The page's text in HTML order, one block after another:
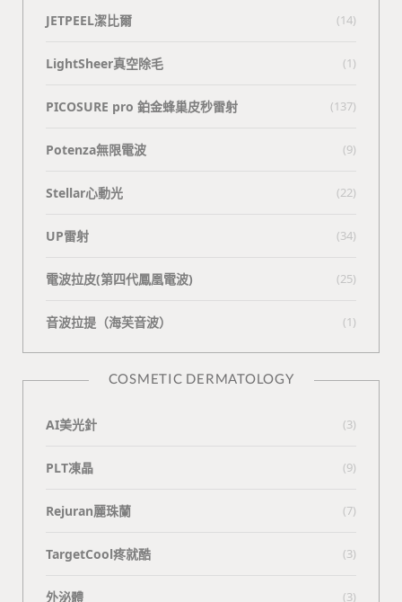
JETPEEL潔比爾 (14)
LightSheer真空除毛 (1)
PICOSURE pro 鉑金蜂巢皮秒雷射 (137)
Potenza無限電波 (9)
Stellar心動光 (22)
UP雷射 (34)
電波拉皮(第四代鳳凰電波) (25)
⾳波拉提（海芙⾳波） (1)
COSMETIC DERMATOLOGY
AI美光針 (3)
PLT凍晶 (9)
Rejuran麗珠蘭 (7)
TargetCool疼就酷 (3)
外泌體 (3)